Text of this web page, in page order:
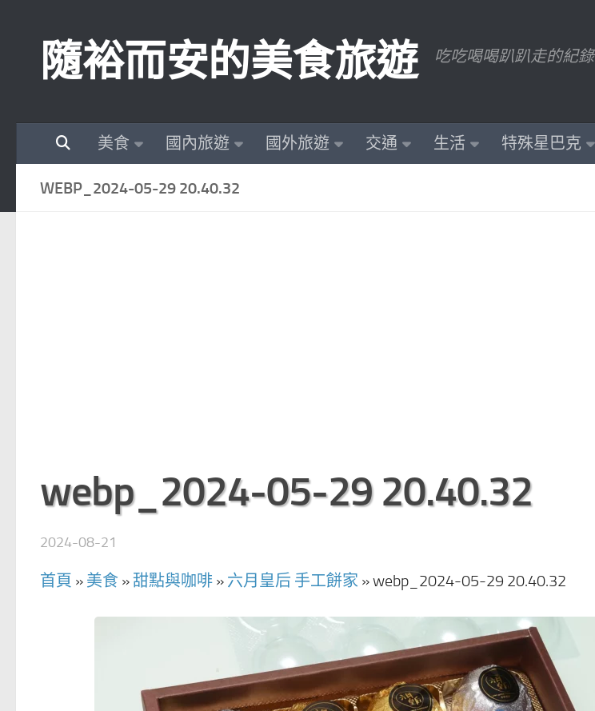
隨裕而安的美食旅遊 吃吃喝喝趴趴走的紀錄
美食 國內旅遊 國外旅遊 交通 生活 特殊星巴克
WEBP_2024-05-29 20.40.32
webp_2024-05-29 20.40.32
2024-08-21
首頁 » 美食 »甜點與咖啡 » 六月皇后 手工餅家 »webp_2024-05-29 20.40.32